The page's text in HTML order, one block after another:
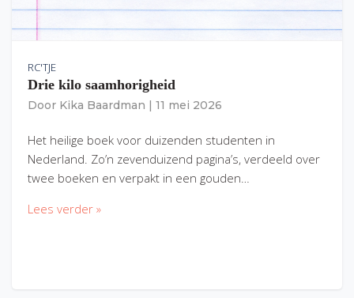
RC'TJE
Drie kilo saamhorigheid
Door Kika Baardman 11 mei 2026
Het heilige boek voor duizenden studenten in
Nederland. Zo’n zevenduizend pagina’s, verdeeld over
twee boeken en verpakt in een gouden…
Lees verder »